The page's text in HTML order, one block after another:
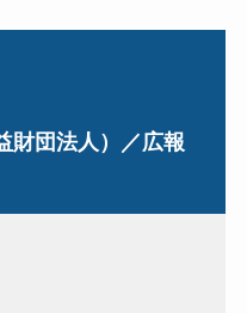
財団法人）／広報